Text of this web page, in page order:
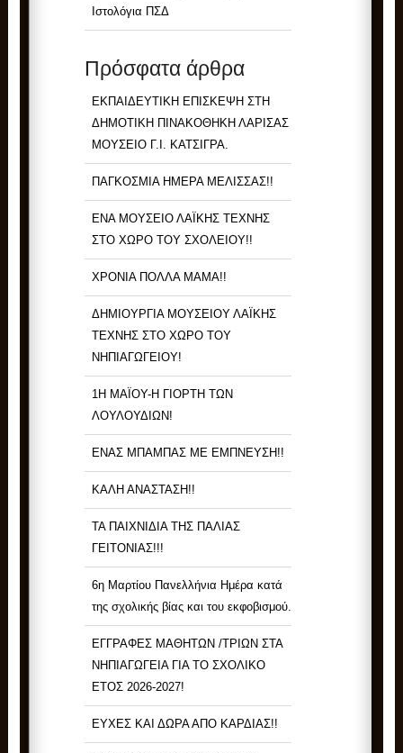
Ιστολόγια ΠΣΔ
Πρόσφατα άρθρα
ΕΚΠΑΙΔΕΥΤΙΚΗ ΕΠΙΣΚΕΨΗ ΣΤΗ
ΔΗΜΟΤΙΚΗ ΠΙΝΑΚΟΘΗΚΗ ΛΑΡΙΣΑΣ
ΜΟΥΣΕΙΟ Γ.Ι. ΚΑΤΣΙΓΡΑ.
ΠΑΓΚΟΣΜΙΑ ΗΜΕΡΑ ΜΕΛΙΣΣΑΣ!!
ΕΝΑ ΜΟΥΣΕΙΟ ΛΑΪΚΗΣ ΤΕΧΝΗΣ
ΣΤΟ ΧΩΡΟ ΤΟΥ ΣΧΟΛΕΙΟΥ!!
ΧΡΟΝΙΑ ΠΟΛΛΑ ΜΑΜΑ!!
ΔΗΜΙΟΥΡΓΙΑ ΜΟΥΣΕΙΟΥ ΛΑΪΚΗΣ
ΤΕΧΝΗΣ ΣΤΟ ΧΩΡΟ ΤΟΥ
ΝΗΠΙΑΓΩΓΕΙΟΥ!
1Η ΜΑΪΟΥ-Η ΓΙΟΡΤΗ ΤΩΝ
ΛΟΥΛΟΥΔΙΩΝ!
ΕΝΑΣ ΜΠΑΜΠΑΣ ΜΕ ΕΜΠΝΕΥΣΗ!!
ΚΑΛΗ ΑΝΑΣΤΑΣΗ!!
ΤΑ ΠΑΙΧΝΙΔΙΑ ΤΗΣ ΠΑΛΙΑΣ
ΓΕΙΤΟΝΙΑΣ!!!
6η Μαρτίου Πανελλήνια Ημέρα κατά
της σχολικής βίας και του εκφοβισμού.
ΕΓΓΡΑΦΕΣ ΜΑΘΗΤΩΝ /ΤΡΙΩΝ ΣΤΑ
ΝΗΠΙΑΓΩΓΕΙΑ ΓΙΑ ΤΟ ΣΧΟΛΙΚΟ
ΕΤΟΣ 2026-2027!
ΕΥΧΕΣ ΚΑΙ ΔΩΡΑ ΑΠΟ ΚΑΡΔΙΑΣ!!